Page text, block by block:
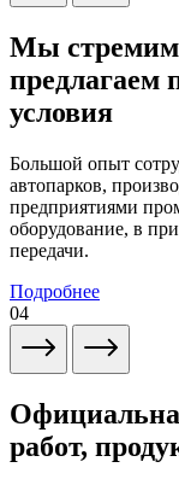
Мы
предлагаем
условия
Большой опыт
автопарков,
предприятиями
оборудование, в
передачи.
Подробнее
04
работ,